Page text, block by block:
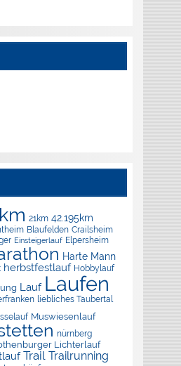
21km 42.195km
Blaufelden Crailsheim
Einsteigerlauf Elpersheim
Harte Mann
herbstfestlauf Hobbylauf
Lauf Laufen
liebliches Taubertal
Muswiesenlauf
nürnberg
Lichterlauf
Trail Trailrunning